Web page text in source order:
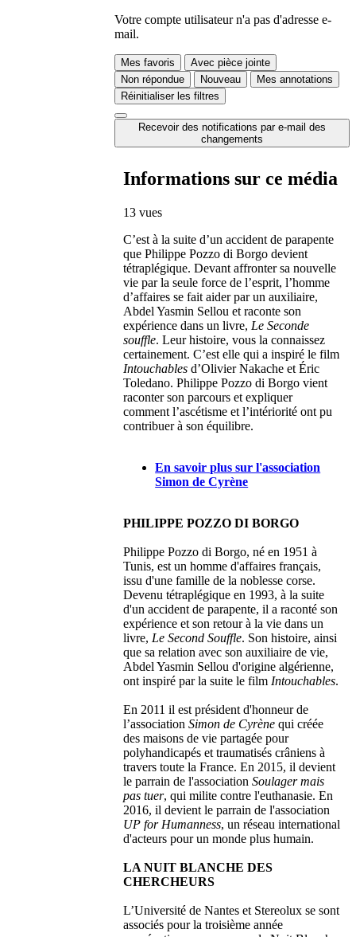
Votre compte utilisateur n'a pas d'adresse e-
mail.
Mes favoris
Avec pièce jointe
Non répondue
Nouveau
Mes annotations
Réinitialiser les filtres
Recevoir des notifications par e-mail des
changements
Informations sur ce média
13 vues
C’est à la suite d’un accident de parapente
que Philippe Pozzo di Borgo devient
tétraplégique. Devant affronter sa nouvelle
vie par la seule force de l’esprit, l’homme
d’affaires se fait aider par un auxiliaire,
Abdel Yasmin Sellou et raconte son
expérience dans un livre, Le Seconde
souffle. Leur histoire, vous la connaissez
certainement. C’est elle qui a inspiré le film
Intouchables d’Olivier Nakache et Éric
Toledano. Philippe Pozzo di Borgo vient
raconter son parcours et expliquer
comment l’ascétisme et l’intériorité ont pu
contribuer à son équilibre.
En savoir plus sur l'association
Simon de Cyrène
PHILIPPE POZZO DI BORGO
Philippe Pozzo di Borgo, né en 1951 à
Tunis, est un homme d'affaires français,
issu d'une famille de la noblesse corse.
Devenu tétraplégique en 1993, à la suite
d'un accident de parapente, il a raconté son
expérience et son retour à la vie dans un
livre, Le Second Souffle. Son histoire, ainsi
que sa relation avec son auxiliaire de vie,
Abdel Yasmin Sellou d'origine algérienne,
ont inspiré par la suite le film Intouchables.
En 2011 il est président d'honneur de
l’associationSimon de Cyrènequi créée
des maisons de vie partagée pour
polyhandicapés et traumatisés crâniens à
travers toute la France. En 2015, il devient
le parrain de l'associationSoulager mais
pas tuer, qui milite contre l'euthanasie. En
2016, il devient le parrain de l'association
UP for Humanness, un réseau international
d'acteurs pour un monde plus humain.
LA NUIT BLANCHE DES
CHERCHEURS
L’Université de Nantes et Stereolux se sont
associés pour la troisième année